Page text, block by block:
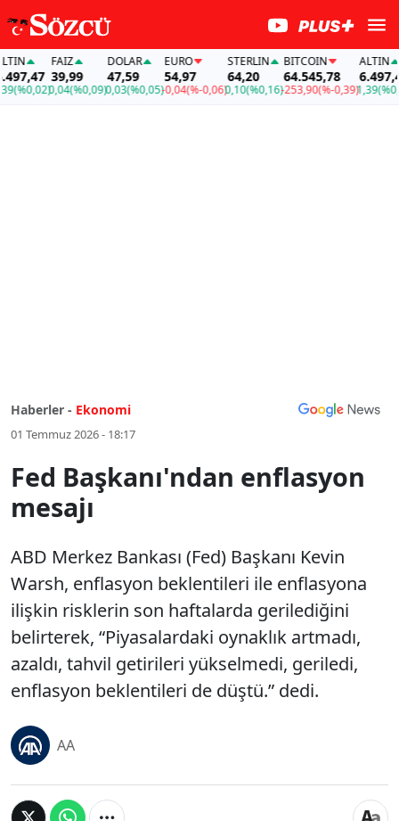
FAİZ
39,99
0,04(%0,09)
DOLAR
47,59
0,03(%0,05)
EURO
54,97
-0,04(%-0,06)
STERLIN
64,20
0,10(%0,16)
BITCOIN
64.545,78
-253,90(%-0,39)
ALTIN
6.497,47
1,39(%0,02)
Haberler - Ekonomi
01 Temmuz 2026 - 18:17
Fed Başkanı'ndan enflasyon
mesajı
ABD Merkez Bankası (Fed) Başkanı Kevin
Warsh, enflasyon beklentileri ile enflasyona
ilişkin risklerin son haftalarda gerilediğini
belirterek, “Piyasalardaki oynaklık artmadı,
azaldı, tahvil getirileri yükselmedi, geriledi,
enflasyon beklentileri de düştü.” dedi.
AA